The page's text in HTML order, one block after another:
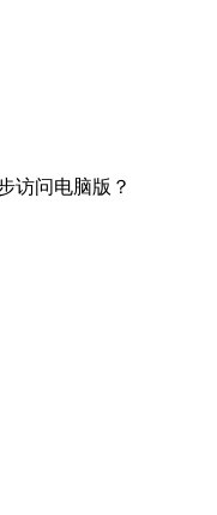
访问电脑版？